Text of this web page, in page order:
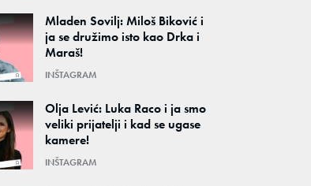
Mladen Sovilj: Miloš Biković i
ja se družimo isto kao Drka i
Maraš!
INŠTAGRAM
Olja Lević: Luka Raco i ja smo
veliki prijatelji i kad se ugase
kamere!
INŠTAGRAM